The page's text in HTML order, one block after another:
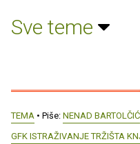
Sve teme
TEMA • Piše: NENAD BARTOLČIĆ
GFK ISTRAŽIVANJE TRŽIŠTA